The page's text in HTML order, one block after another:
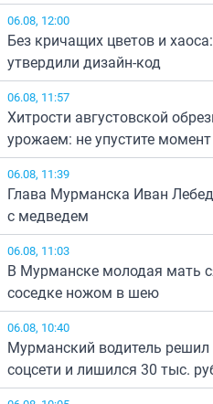
06.08, 12:00
Без кричащих цветов и
утвердили дизайн-код
06.08, 11:57
Хитрости августовской
урожаем: не упустите момент
06.08, 11:39
Глава Мурманска Иван
с медведем
06.08, 11:03
В Мурманске молодая мать
соседке ножом в шею
06.08, 10:40
Мурманский водитель
соцсети и лишился 30 тыс.